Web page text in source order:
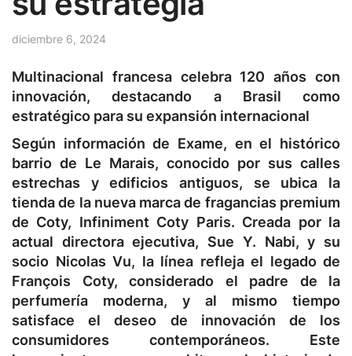
diciembre 6, 2024
Multinacional francesa celebra 120 años con
innovación, destacando a Brasil como
estratégico para su expansión internacional
Según información de Exame, en el histórico
barrio de Le Marais, conocido por sus calles
estrechas y edificios antiguos, se ubica la
tienda de la nueva marca de fragancias premium
de Coty, Infiniment Coty Paris. Creada por la
actual directora ejecutiva, Sue Y. Nabi, y su
socio Nicolas Vu, la línea refleja el legado de
François Coty, considerado el padre de la
perfumería moderna, y al mismo tiempo
satisface el deseo de innovación de los
consumidores contemporáneos. Este